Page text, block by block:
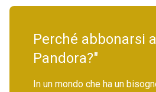
Perché abbonarsi
Pandora?"
In un mondo che ha un